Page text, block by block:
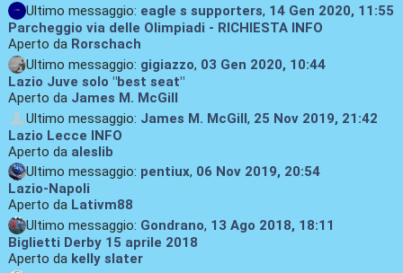
Ultimo messaggio: eagle s supporters, 14 Gen 2020, 11:55
Parcheggio via delle Olimpiadi - RICHIESTA INFO
Aperto da Rorschach
Ultimo messaggio: gigiazzo, 03 Gen 2020, 10:44
Lazio Juve solo "best seat"
Aperto da James M. McGill
Ultimo messaggio: James M. McGill, 25 Nov 2019, 21:42
Lazio Lecce INFO
Aperto da aleslib
Ultimo messaggio: pentiux, 06 Nov 2019, 20:54
Lazio-Napoli
Aperto da Lativm88
Ultimo messaggio: Gondrano, 13 Ago 2018, 18:11
Biglietti Derby 15 aprile 2018
Aperto da kelly slater